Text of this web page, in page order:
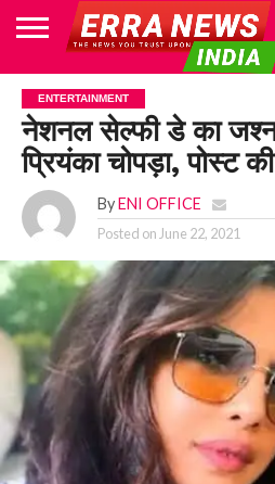
HOME
POLITICS
NEWS
BUSINESS
CULTURE
NATIONAL
SPORTS
LIFESTYLE
TRAVEL
OPINION
BREAKING
NEWS
ENTERTAINMENT
WORLD
CRIME
JOIN
US
ENTERTAINMENT
नेशनल सेल्फी डे का जश्न
प्रियंका चोपड़ा, पोस्ट
By ENI OFFICE
Posted on June 22, 2021